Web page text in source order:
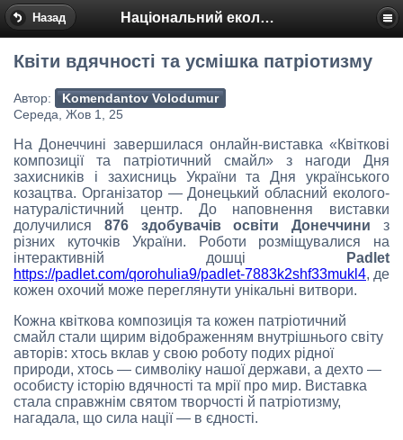
Назад Національний еколого-натуралістичний центр
Квіти вдячності та усмішка патріотизму
Автор:
Komendantov Volodumur
Середа, Жов 1, 25
На Донеччині завершилася онлайн-виставка «Квіткові
композиції та патріотичний смайл» з нагоди Дня
захисників і захисниць України та Дня українського
козацтва. Організатор — Донецький обласний еколого-
натуралістичний центр. До наповнення виставки
долучилися 876 здобувачів освіти Донеччини з
різних куточків України. Роботи розміщувалися на
інтерактивній дошці
Padlet
https://padlet.com/qorohulia9/padlet-7883k2shf33mukl4, де
кожен охочий може переглянути унікальні витвори.
Кожна квіткова композиція та кожен патріотичний
смайл стали щирим відображенням внутрішнього світу
авторів: хтось вклав у свою роботу подих рідної
природи, хтось — символіку нашої держави, а дехто —
особисту історію вдячності та мрії про мир. Виставка
стала справжнім святом творчості й патріотизму,
нагадала, що сила нації — в єдності.